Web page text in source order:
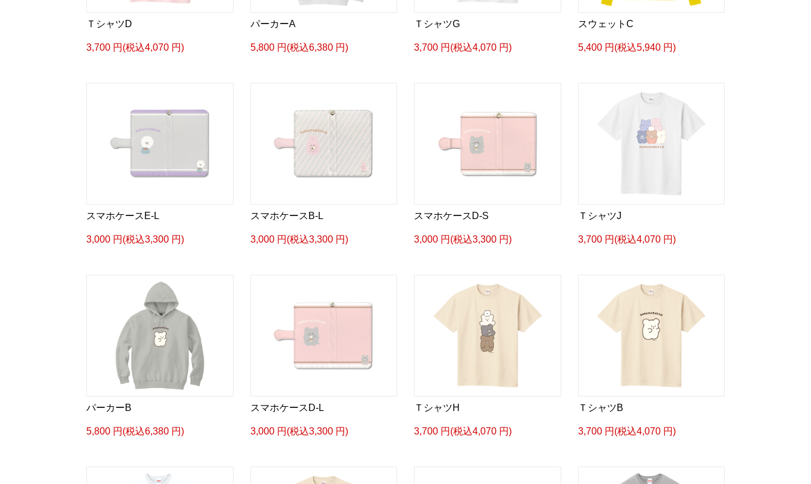
ＴシャツD
3,700 円(税込4,070 円)
パーカーA
5,800 円(税込6,380 円)
ＴシャツG
3,700 円(税込4,070 円)
スウェットC
5,400 円(税込5,940 円)
スマホケースE-L
3,000 円(税込3,300 円)
スマホケースB-L
3,000 円(税込3,300 円)
スマホケースD-S
3,000 円(税込3,300 円)
ＴシャツJ
3,700 円(税込4,070 円)
パーカーB
5,800 円(税込6,380 円)
スマホケースD-L
3,000 円(税込3,300 円)
ＴシャツH
3,700 円(税込4,070 円)
ＴシャツB
3,700 円(税込4,070 円)